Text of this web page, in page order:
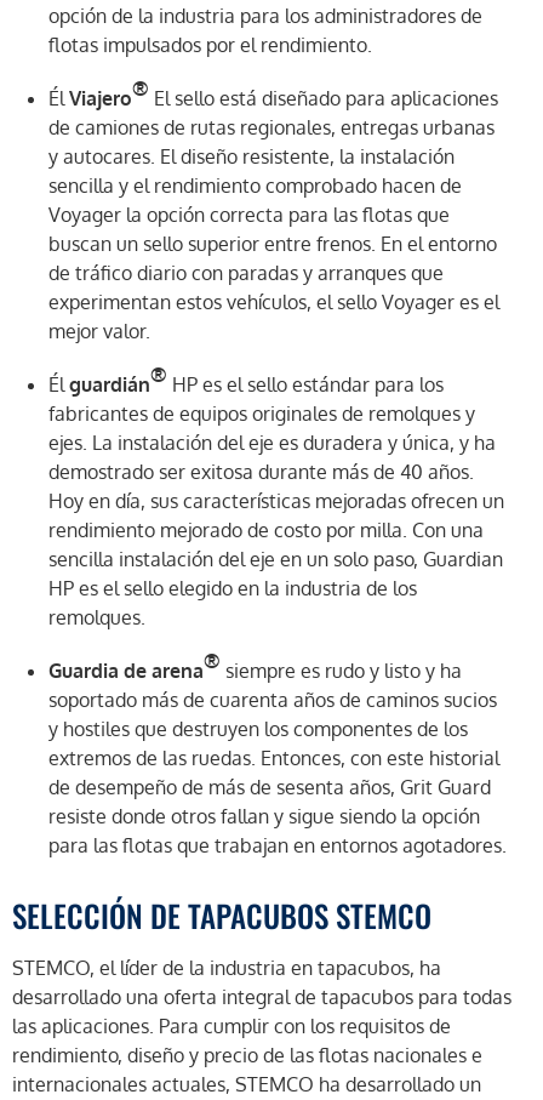
opción de la industria para los administradores de
flotas impulsados por el rendimiento.
ÉlViajero® El sello está diseñado para aplicaciones
de camiones de rutas regionales, entregas urbanas
y autocares. El diseño resistente, la instalación
sencilla y el rendimiento comprobado hacen de
Voyager la opción correcta para las flotas que
buscan un sello superior entre frenos. En el entorno
de tráfico diario con paradas y arranques que
experimentan estos vehículos, el sello Voyager es el
mejor valor.
Élguardián® HP es el sello estándar para los
fabricantes de equipos originales de remolques y
ejes. La instalación del eje es duradera y única, y ha
demostrado ser exitosa durante más de 40 años.
Hoy en día, sus características mejoradas ofrecen un
rendimiento mejorado de costo por milla. Con una
sencilla instalación del eje en un solo paso, Guardian
HP es el sello elegido en la industria de los
remolques.
Guardia de arena® siempre es rudo y listo y ha
soportado más de cuarenta años de caminos sucios
y hostiles que destruyen los componentes de los
extremos de las ruedas. Entonces, con este historial
de desempeño de más de sesenta años, Grit Guard
resiste donde otros fallan y sigue siendo la opción
para las flotas que trabajan en entornos agotadores.
SELECCIÓN DE TAPACUBOS STEMCO
STEMCO, el líder de la industria en tapacubos, ha
desarrollado una oferta integral de tapacubos para todas
las aplicaciones. Para cumplir con los requisitos de
rendimiento, diseño y precio de las flotas nacionales e
internacionales actuales, STEMCO ha desarrollado un